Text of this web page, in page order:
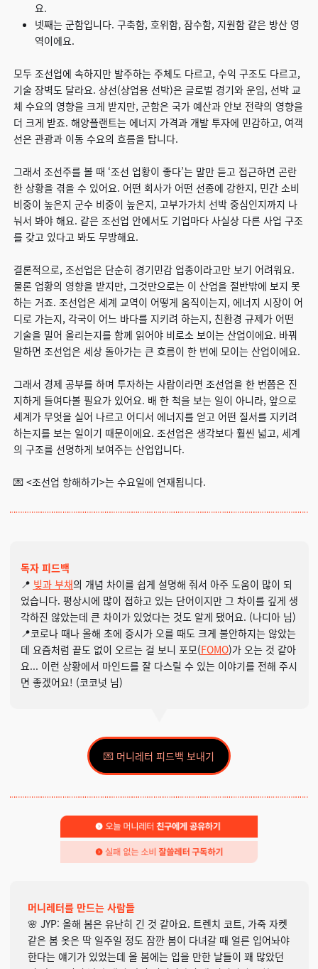
요.
넷째는 군함입니다. 구축함, 호위함, 잠수함, 지원함 같은 방산 영
역이에요.
모두 조선업에 속하지만 발주하는 주체도 다르고, 수익 구조도 다르고,
기술 장벽도 달라요. 상선(상업용 선박)은 글로벌 경기와 운임, 선박 교
체 수요의 영향을 크게 받지만, 군함은 국가 예산과 안보 전략의 영향을
더 크게 받죠. 해양플랜트는 에너지 가격과 개발 투자에 민감하고, 여객
선은 관광과 이동 수요의 흐름을 탑니다.
그래서 조선주를 볼 때 ‘조선 업황이 좋다’는 말만 듣고 접근하면 곤란
한 상황을 겪을 수 있어요. 어떤 회사가 어떤 선종에 강한지, 민간 소비
비중이 높은지 군수 비중이 높은지, 고부가가치 선박 중심인지까지 나
눠서 봐야 해요. 같은 조선업 안에서도 기업마다 사실상 다른 사업 구조
를 갖고 있다고 봐도 무방해요.
결론적으로, 조선업은 단순히 경기민감 업종이라고만 보기 어려워요.
물론 업황의 영향을 받지만, 그것만으로는 이 산업을 절반밖에 보지 못
하는 거죠. 조선업은 세계 교역이 어떻게 움직이는지, 에너지 시장이 어
디로 가는지, 각국이 어느 바다를 지키려 하는지, 친환경 규제가 어떤
기술을 밀어 올리는지를 함께 읽어야 비로소 보이는 산업이에요. 바꿔
말하면 조선업은 세상 돌아가는 큰 흐름이 한 번에 모이는 산업이에요.
그래서 경제 공부를 하며 투자하는 사람이라면 조선업을 한 번쯤은 진
지하게 들여다볼 필요가 있어요. 배 한 척을 보는 일이 아니라, 앞으로
세계가 무엇을 실어 나르고 어디서 에너지를 얻고 어떤 질서를 지키려
하는지를 보는 일이기 때문이에요. 조선업은 생각보다 훨씬 넓고, 세계
의 구조를 선명하게 보여주는 산업입니다.
💌 <조선업 항해하기>는 수요일에 연재됩니다.
독자 피드백
📍 빚과 부채의 개념 차이를 쉽게 설명해 줘서 아주 도움이 많이 되
었습니다. 평상시에 많이 접하고 있는 단어이지만 그 차이를 깊게 생
각하진 않았는데 큰 차이가 있었다는 것도 알게 됐어요. (나디아 님)
📍코로나 때나 올해 초에 증시가 오를 때도 크게 불안하지는 않았는
데 요즘처럼 끝도 없이 오르는 걸 보니 포모(FOMO)가 오는 것 같아
요... 이런 상황에서 마인드를 잘 다스릴 수 있는 이야기를 전해 주시
면 좋겠어요! (코코넛 님)
💌 머니레터 피드백 보내기
머니레터를 만드는 사람들
🌸 JYP: 올해 봄은 유난히 긴 것 같아요. 트렌치 코트, 가죽 자켓
같은 봄 옷은 딱 일주일 정도 잠깐 봄이 다녀갈 때 얼른 입어놔야
한다는 얘기가 있었는데 올 봄에는 입을 만한 날들이 꽤 많았던